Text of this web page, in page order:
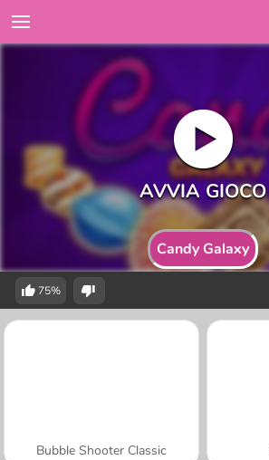
Candy Galaxy
75%
Bubble Shooter Classic